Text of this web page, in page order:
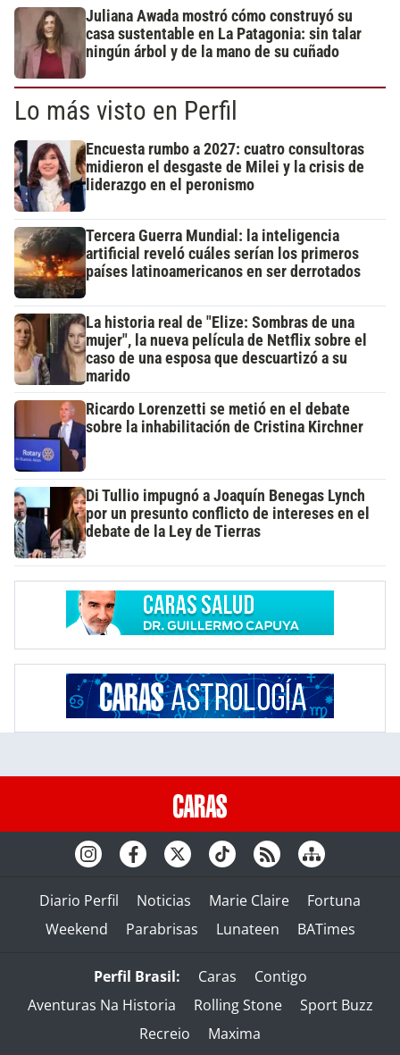
Juliana Awada mostró cómo construyó su
casa sustentable en La Patagonia: sin talar
ningún árbol y de la mano de su cuñado
Lo más visto en Perfil
Encuesta rumbo a 2027: cuatro consultoras
midieron el desgaste de Milei y la crisis de
liderazgo en el peronismo
Tercera Guerra Mundial: la inteligencia
artificial reveló cuáles serían los primeros
países latinoamericanos en ser derrotados
La historia real de "Elize: Sombras de una
mujer", la nueva película de Netflix sobre el
caso de una esposa que descuartizó a su
marido
Ricardo Lorenzetti se metió en el debate
sobre la inhabilitación de Cristina Kirchner
Di Tullio impugnó a Joaquín Benegas Lynch
por un presunto conflicto de intereses en el
debate de la Ley de Tierras
Diario Perfil Noticias Marie Claire
Fortuna
Weekend
Parabrisas Lunateen BATimes
Perfil Brasil: Caras
Contigo
Aventuras Na Historia
Rolling Stone
Sport Buzz
Recreio
Maxima